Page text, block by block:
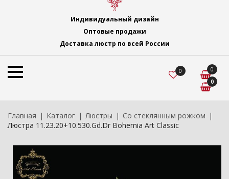
Индивидуальный дизайн
Оптовые продажи
Доставка люстр по всей России
0
0
0
Главная Каталог Люстры
Со стеклянным рожком
Люстра 11.23.20+10.530.Gd.Dr Bohemia Art Classic